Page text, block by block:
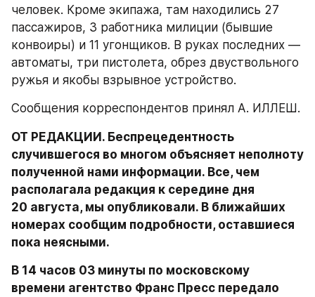
человек. Кроме экипажа, там находились 27
пассажиров, 3 работника милиции (бывшие
конвоиры) и 11 угонщиков. В руках последних —
автоматы, три пистолета, обрез двуствольного
ружья и якобы взрывное устройство.
Сообщения корреспондентов принял А. ИЛЛЕШ.
ОТ РЕДАКЦИИ. Беспрецедентность
случившегося во многом объясняет неполноту
полученной нами информации. Все, чем
располагала редакция к середине дня
20 августа, мы опубликовали. В ближайших
номерах сообщим подробности, оставшиеся
пока неясными.
В 14 часов 03 минуты по московскому
времени агентство Франс Пресс передало